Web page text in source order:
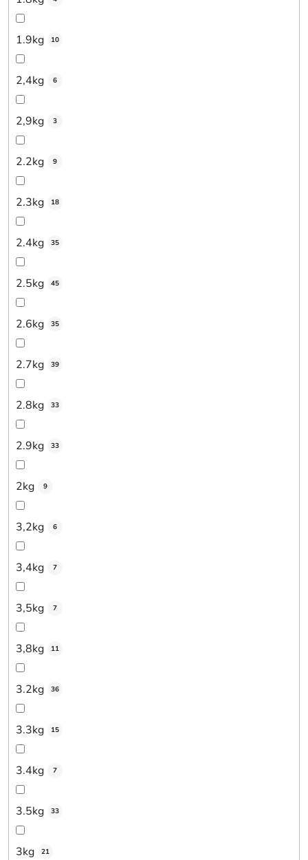
1.9kg 10
2,4kg 6
2,9kg 3
2.2kg 9
2.3kg 18
2.4kg 35
2.5kg 45
2.6kg 35
2.7kg 39
2.8kg 33
2.9kg 33
2kg 9
3,2kg 6
3,4kg 7
3,5kg 7
3,8kg 11
3.2kg 36
3.3kg 15
3.4kg 7
3.5kg 33
3kg 21